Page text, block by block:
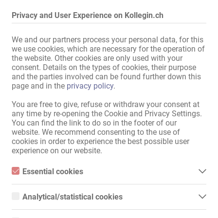
Privacy and User Experience on Kollegin.ch
We and our partners process your personal data, for this
we use cookies, which are necessary for the operation of
the website. Other cookies are only used with your
consent. Details on the types of cookies, their purpose
and the parties involved can be found further down this
page and in the privacy policy.
You are free to give, refuse or withdraw your consent at
any time by re-opening the Cookie and Privacy Settings.
You can find the link to do so in the footer of our
website. We recommend consenting to the use of
cookies in order to experience the best possible user
experience on our website.
Essential cookies
Essential cookies are all cookies necessary for the operation of
function properly without these cookies.
Analytical/statistical cookies
Analytical or statistical cookies are cookies that are used to
Wohnmöglichkeit:
vorhanden
Weitere Dienstleistungen:
Telefonistin verfügbar
Adressen-Ausstattung
Internet:
im Appartement:
Musik-Anlage,Waschbecken
Dusche,Dusche und WC,
Kühlschrank
im Haus:
Damen-Toiletten,
extra
Küche:
Einbauküche